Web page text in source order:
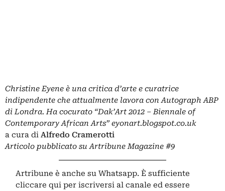
Christine Eyene è una critica d’arte e curatrice
indipendente che attualmente lavora con Autograph ABP
di Londra. Ha cocurato “Dak’Art 2012 – Biennale of
Contemporary African Arts” eyonart.blogspot.co.uk
a cura di Alfredo Cramerotti
Articolo pubblicato suArtribune Magazine #9
Artribune è anche su Whatsapp. È sufficiente
cliccare qui per iscriversi al canale ed essere